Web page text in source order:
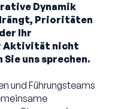
Dynamik
Prioritäten
Ihr
Aktivität nicht
uns sprechen.
und Führungsteams